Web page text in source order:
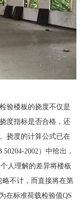
验楼板的挠度不仅是
度指标是否合格，还
挠度的计算公式已在
2002）中给出，
人理解的差异将楼板
略不计，而直接将在第
在标准荷载检验值QS